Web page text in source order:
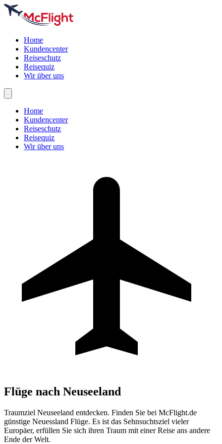
Home
Kundencenter
Reiseschutz
Reisequiz
Wir über uns
Home
Kundencenter
Reiseschutz
Reisequiz
Wir über uns
Flüge nach Neuseeland
Traumziel Neuseeland entdecken. Finden Sie bei McFlight.de
günstige Neuessland Flüge. Es ist das Sehnsuchtsziel vieler
Europäer, erfüllen Sie sich ihren Traum mit einer Reise ans andere
Ende der Welt.